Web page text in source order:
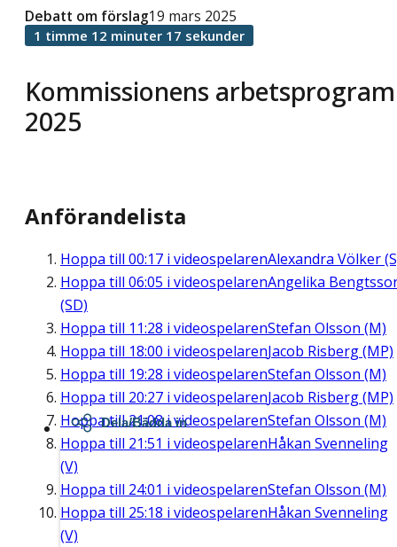
Kommissionens arbetsprogram
2025
Debatt om förslag19 mars 2025
1 timme 12 minuter 17 sekunder
Anförandelista
Hoppa till 00:17 i videospelarenAlexandra Völker
Hoppa till 06:05 i videospelarenAngelika
(SD)
Hoppa till 11:28 i videospelarenStefan Olsson (M)
Hoppa till 18:00 i videospelarenJacob Risberg (MP)
Hoppa till 19:28 i videospelarenStefan Olsson (M)
Hoppa till 20:27 i videospelarenJacob Risberg (MP)
Hoppa till21:08i videospelarenStefan Olsson (M)
Hoppa till 21:51 i videospelarenHåkan Svenneling
(V)
Hoppa till 24:01 i videospelarenStefan Olsson (M)
Hoppa till 25:18 i videospelarenHåkan Svenneling
(V)
Dela/Bädda in